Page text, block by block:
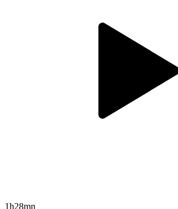
1h28mn